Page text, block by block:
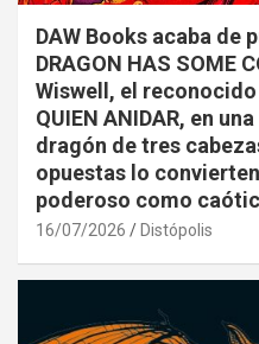
DAW Books acaba de
DRAGON HAS SOME
Wiswell, el reconocido
QUIEN ANIDAR, en
dragón de tres
opuestas lo
poderoso como
16/07/2026 Distópolis